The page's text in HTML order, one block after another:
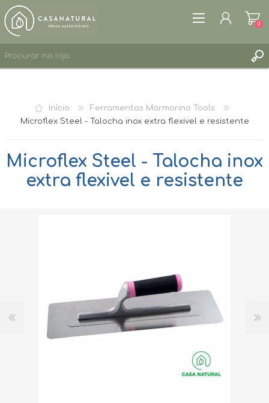
LISTA DE DESEJOS
0
Início
Ferramentas Marmorino Tools
Microflex Steel - Talocha inox extra flexivel e resistente
Microflex Steel - Talocha inox
extra flexivel e resistente